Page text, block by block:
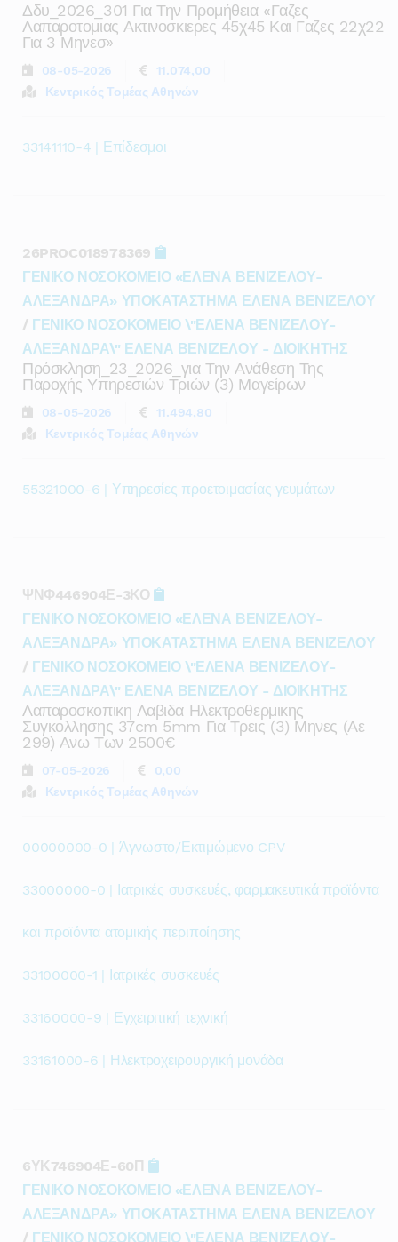
Δδυ_2026_301 Για Την Προμήθεια «γαζες
Λαπαροτομιας Ακτινοσκιερες 45χ45 Και Γαζες 22χ22
Για 3 Μηνεσ»
08-05-2026
11.074,00
Κεντρικός Τομέας Αθηνών
33141110-4 | Επίδεσμοι
26PROC018978369
ΓΕΝΙΚΟ ΝΟΣΟΚΟΜΕΙΟ «ΕΛΕΝΑ ΒΕΝΙΖΕΛΟΥ-
ΑΛΕΞΑΝΔΡΑ» ΥΠΟΚΑΤΑΣΤΗΜΑ ΕΛΕΝΑ ΒΕΝΙΖΕΛΟΥ
/ ΓΕΝΙΚΟ ΝΟΣΟΚΟΜΕΙΟ \"ΕΛΕΝΑ ΒΕΝΙΖΕΛΟΥ-
ΑΛΕΞΑΝΔΡΑ\" ΕΛΕΝΑ ΒΕΝΙΖΕΛΟΥ - ΔΙΟΙΚΗΤΗΣ
Πρόσκληση_23_2026_για Την Ανάθεση Της
Παροχής Υπηρεσιών Τριών (3) Μαγείρων
08-05-2026
11.494,80
Κεντρικός Τομέας Αθηνών
55321000-6 | Υπηρεσίες προετοιμασίας γευμάτων
ΨΝΦ446904Ε-3ΚΟ
ΓΕΝΙΚΟ ΝΟΣΟΚΟΜΕΙΟ «ΕΛΕΝΑ ΒΕΝΙΖΕΛΟΥ-
ΑΛΕΞΑΝΔΡΑ» ΥΠΟΚΑΤΑΣΤΗΜΑ ΕΛΕΝΑ ΒΕΝΙΖΕΛΟΥ
/ ΓΕΝΙΚΟ ΝΟΣΟΚΟΜΕΙΟ \"ΕΛΕΝΑ ΒΕΝΙΖΕΛΟΥ-
ΑΛΕΞΑΝΔΡΑ\" ΕΛΕΝΑ ΒΕΝΙΖΕΛΟΥ - ΔΙΟΙΚΗΤΗΣ
Λαπαροσκοπικη Λαβιδα Ηλεκτροθερμικης
Συγκολλησης 37cm 5mm Για Τρεις (3) Μηνες (αε
299) Ανω Των 2500€
07-05-2026
0,00
Κεντρικός Τομέας Αθηνών
00000000-0 | Άγνωστο/Εκτιμώμενο CPV
33000000-0 | Ιατρικές συσκευές, φαρμακευτικά προϊόντα
και προϊόντα ατομικής περιποίησης
33100000-1 | Ιατρικές συσκευές
33160000-9 | Εγχειριτική τεχνική
33161000-6 | Ηλεκτροχειρουργική μονάδα
6ΥΚ746904Ε-60Π
ΓΕΝΙΚΟ ΝΟΣΟΚΟΜΕΙΟ «ΕΛΕΝΑ ΒΕΝΙΖΕΛΟΥ-
ΑΛΕΞΑΝΔΡΑ» ΥΠΟΚΑΤΑΣΤΗΜΑ ΕΛΕΝΑ ΒΕΝΙΖΕΛΟΥ
/ ΓΕΝΙΚΟ ΝΟΣΟΚΟΜΕΙΟ \"ΕΛΕΝΑ ΒΕΝΙΖΕΛΟΥ-